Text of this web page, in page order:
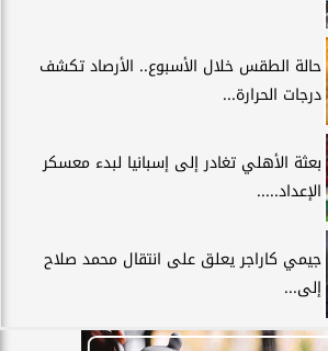
حالة الطقس خلال الأسبوع.. الأرصاد تكشف
درجات الحرارة...
بعثة الأهلي تغادر إلى إسبانيا لبدء معسكر
الإعداد.....
جيمي كاراجر يعلق على انتقال محمد صلاح
إلى...